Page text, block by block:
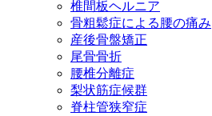
椎間板ヘルニア
骨粗鬆症による腰の痛み
産後骨盤矯正
尾骨骨折
腰椎分離症
梨状筋症候群
脊柱管狭窄症